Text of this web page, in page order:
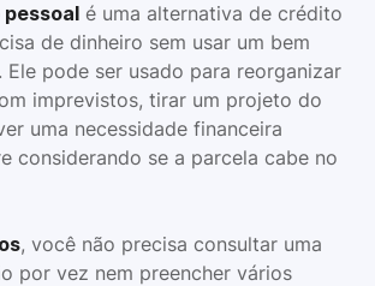
é uma alternativa de crédito
de dinheiro sem usar um bem
Ele pode ser usado para reorganizar
imprevistos, tirar um projeto do
uma necessidade financeira
considerando se a parcela cabe no
, você não precisa consultar uma
por vez nem preencher vários